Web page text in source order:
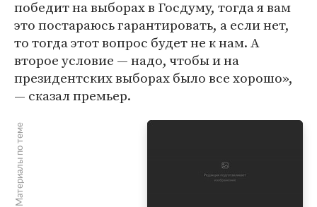
победит на выборах в Госдуму, тогда я вам
это постараюсь гарантировать, а если нет,
то тогда этот вопрос будет не к нам. А
второе условие — надо, чтобы и на
президентских выборах было все хорошо»,
— сказал премьер.
Материалы по теме